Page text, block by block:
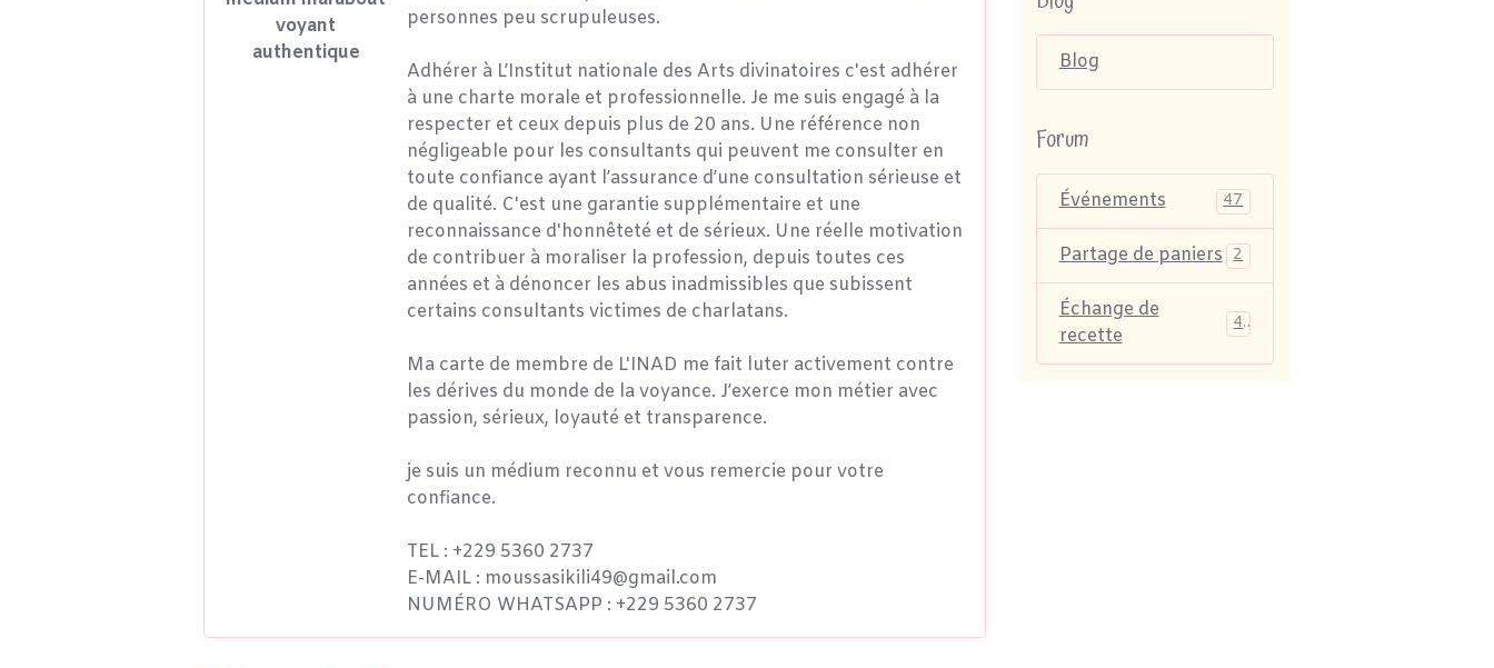
voyant
authentique
personnes peu scrupuleuses.
Adhérer à L’Institut nationale des Arts divinatoires c'est adhérer
à une charte morale et professionnelle. Je me suis engagé à la
respecter et ceux depuis plus de 20 ans. Une référence non
négligeable pour les consultants qui peuvent me consulter en
toute confiance ayant l’assurance d’une consultation sérieuse et
de qualité. C'est une garantie supplémentaire et une
reconnaissance d'honnêteté et de sérieux. Une réelle motivation
de contribuer à moraliser la profession, depuis toutes ces
années et à dénoncer les abus inadmissibles que subissent
certains consultants victimes de charlatans.
Ma carte de membre de L'INAD me fait luter activement contre
les dérives du monde de la voyance. J’exerce mon métier avec
passion, sérieux, loyauté et transparence.
je suis un médium reconnu et vous remercie pour votre
confiance.
TEL : +229 5360 2737
E-MAIL : moussasikili49@gmail.com
NUMÉRO WHATSAPP : +229 5360 2737
Blog
Forum
Événements 47
Partage de paniers 2
Échange de
recette
4